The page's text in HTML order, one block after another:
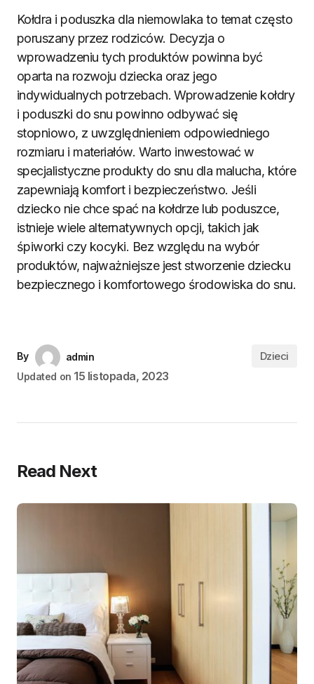
Kołdra i poduszka dla niemowlaka to temat często
poruszany przez rodziców. Decyzja o
wprowadzeniu tych produktów powinna być
oparta na rozwoju dziecka oraz jego
indywidualnych potrzebach. Wprowadzenie kołdry
i poduszki do snu powinno odbywać się
stopniowo, z uwzględnieniem odpowiedniego
rozmiaru i materiałów. Warto inwestować w
specjalistyczne produkty do snu dla malucha, które
zapewniają komfort i bezpieczeństwo. Jeśli
dziecko nie chce spać na kołdrze lub poduszce,
istnieje wiele alternatywnych opcji, takich jak
śpiworki czy kocyki. Bez względu na wybór
produktów, najważniejsze jest stworzenie dziecku
bezpiecznego i komfortowego środowiska do snu.
By
admin
Updated on 15 listopada, 2023
Dzieci
Read Next